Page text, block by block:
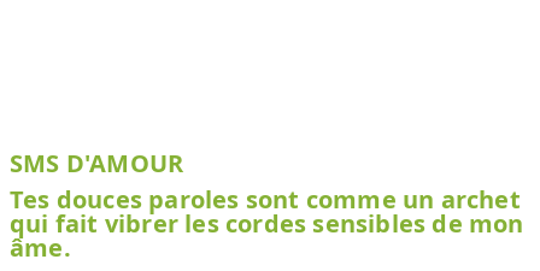
SMS D'AMOUR
Tes douces paroles sont comme un archet
qui fait vibrer les cordes sensibles de mon
âme.